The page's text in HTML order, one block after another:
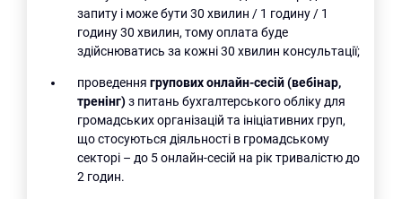
запиту і може бути 30 хвилин / 1 годину / 1
годину 30 хвилин, тому оплата буде
здійснюватись за кожні 30 хвилин консультації;
проведеннягрупових онлайн-сесій(вебінар,
тренінг)з питань бухгалтерського обліку для
громадських організацій та ініціативних груп,
що стосуються діяльності в громадському
секторі – до 5 онлайн-сесій на рік тривалістю до
2 годин.